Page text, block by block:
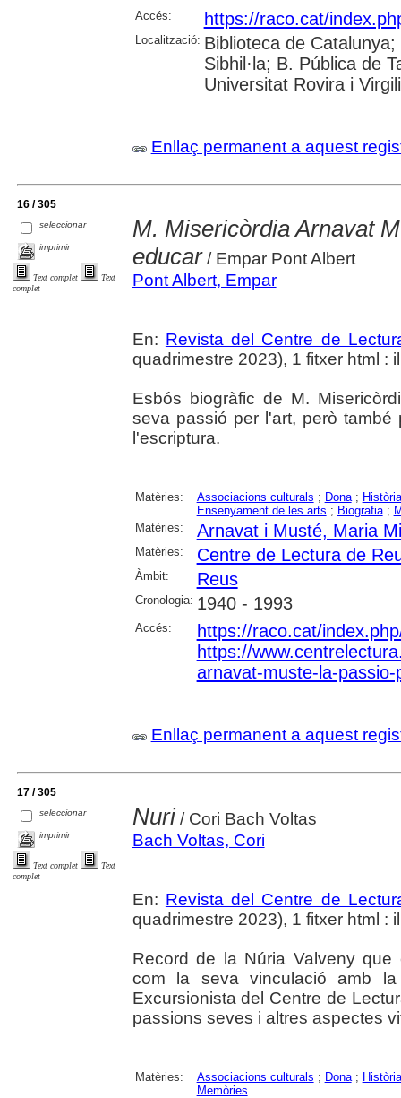
Accés: https://raco.cat/
Localització: Biblioteca de
Sibhil·la; B. Pública de
Universitat Rovira i Virgili
Enllaç permanent a aquest
16 / 305
seleccionar
imprimir
Text complet
Text
complet
M. Misericòrdia Arnavat
educar/ Empar Pont Albert
Pont Albert, Empar
En: Revista del Centre de
quadrimestre 2023), 1 fitxer html :
Esbós biogràfic de M.
seva passió per l'art, però
l'escriptura.
Matèries: Associacions culturals ; Dona;
Ensenyament de les arts ; Biografia;
Matèries:
Arnavat i Musté, Maria
Matèries: Centre de Lectura de
Àmbit: Reus
Cronologia: 1940 - 1993
Accés:
https://raco.cat/
https://
arnavat-muste-la-
Enllaç permanent a aquest
17 / 305
seleccionar
imprimir
Text complet
Text
complet
Nuri/ Cori Bach Voltas
Bach Voltas, Cori
En: Revista del Centre de
quadrimestre 2023), 1 fitxer html :
Record de la Núria Valveny
com la seva vinculació amb
Excursionista del Centre de
passions seves i altres aspectes
Matèries: Associacions culturals ; Dona;
Memòries